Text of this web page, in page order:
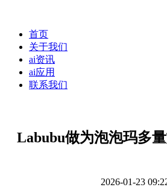
首页
关于我们
ai资讯
ai应用
联系我们
Labubu做为泡泡玛多
2026-01-23